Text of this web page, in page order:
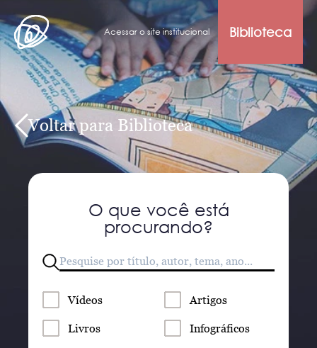
Acessar o site institucional Biblioteca
Voltar para Biblioteca
O que você está
procurando?
Vídeos Artigos
Livros Infográficos